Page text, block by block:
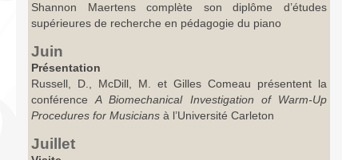
Shannon Maertens complète son diplôme d’études
supérieures de recherche en pédagogie du piano
Juin
Présentation
Russell, D., McDill, M. et Gilles Comeau présentent la
conférenceA Biomechanical Investigation of Warm-Up
Procedures for Musicians à l’Université Carleton
Juillet